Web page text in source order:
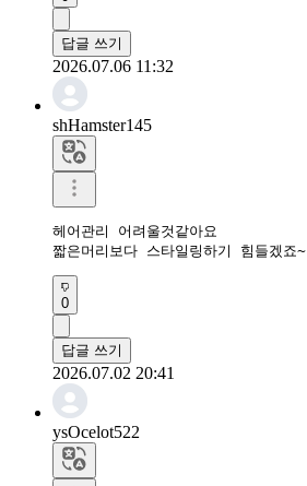
답글 쓰기
2026.07.06 11:32
shHamster145
헤어관리 어려울것같아요
짧은머리보다 스타일링하기 힘들겠죠~
0
답글 쓰기
2026.07.02 20:41
ysOcelot522